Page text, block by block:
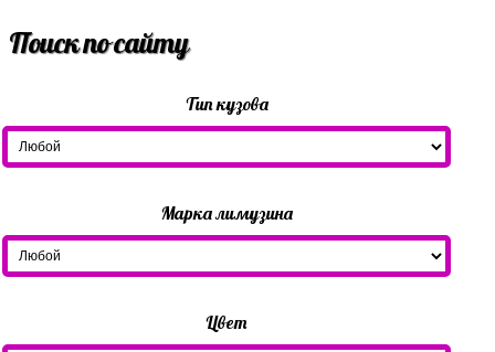
Поиск по сайту
Тип кузова
Марка лимузина
Цвет